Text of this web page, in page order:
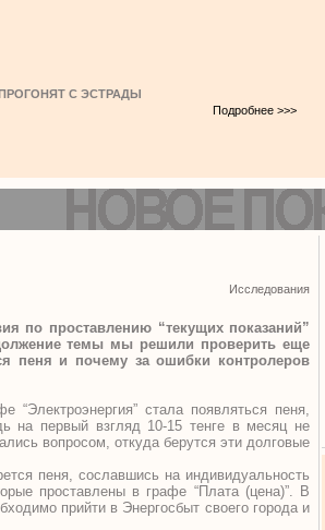
С ЭСТРАДЫ
Подробнее >>>
Исследования
по проставлению “текущих показаний”
темы мы решили проверить еще
пеня и почему за ошибки контролеров
стала появляться пеня,
на первый взгляд 10-15 тенге в месяц не
вопросом, откуда берутся эти долговые
пеня, сославшись на индивидуальность
проставлены в графе “Плата (цена)”. В
прийти в Энергосбыт своего города и